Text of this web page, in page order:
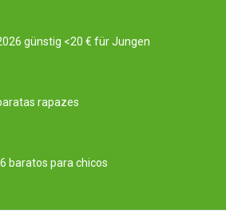
günstig <20 € für Jungen
rapazes
baratos para chicos